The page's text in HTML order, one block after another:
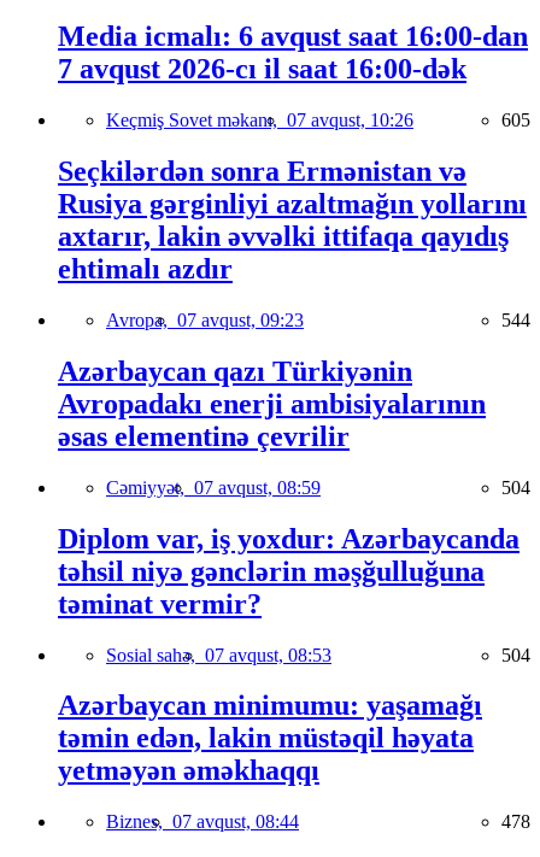
Media icmalı: 6 avqust saat 16:00-dan
7 avqust 2026-cı il saat 16:00-dək
Keçmiş Sovet məkanı, 07 avqust, 10:26 605
Seçkilərdən sonra Ermənistan və
Rusiya gərginliyi azaltmağın yollarını
axtarır, lakin əvvəlki ittifaqa qayıdış
ehtimalı azdır
Avropa, 07 avqust, 09:23 544
Azərbaycan qazı Türkiyənin
Avropadakı enerji ambisiyalarının
əsas elementinə çevrilir
Cəmiyyət, 07 avqust, 08:59 504
Diplom var, iş yoxdur: Azərbaycanda
təhsil niyə gənclərin məşğulluğuna
təminat vermir?
Sosial sahə, 07 avqust, 08:53 504
Azərbaycan minimumu: yaşamağı
təmin edən, lakin müstəqil həyata
yetməyən əməkhaqqı
Biznes, 07 avqust, 08:44 478